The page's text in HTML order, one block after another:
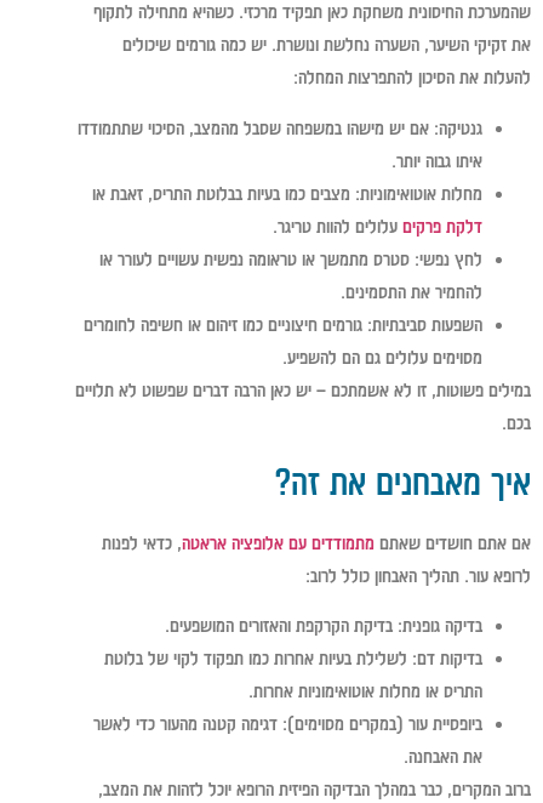
שהמערכת החיסונית משחקת כאן תפקיד מרכזי. כשהיא מתחילה לתקוף
את זקיקי השיער, השערה נחלשת ונושרת. יש כמה גורמים שיכולים
להעלות את הסיכון להתפרצות המחלה:
גנטיקה: אם יש מישהו במשפחה שסבל מהמצב, הסיכוי שתתמודדו
איתו גבוה יותר.
מחלות אוטואימוניות: מצבים כמו בעיות בבלוטת התריס, זאבת או
דלקת פרקים עלולים להוות טריגר.
לחץ נפשי: סטרס מתמשך או טראומה נפשית עשויים לעורר או
להחמיר את התסמינים.
השפעות סביבתיות: גורמים חיצוניים כמו זיהום או חשיפה לחומרים
מסוימים עלולים גם הם להשפיע.
במילים פשוטות, זו לא אשמתכם – יש כאן הרבה דברים שפשוט לא תלויים
בכם.
איך מאבחנים את זה?
אם אתם חושדים שאתם מתמודדים עם אלופציה אראטה, כדאי לפנות
לרופא עור. תהליך האבחון כולל לרוב:
בדיקה גופנית: בדיקת הקרקפת והאזורים המושפעים.
בדיקות דם: לשלילת בעיות אחרות כמו תפקוד לקוי של בלוטת
התריס או מחלות אוטואימוניות אחרות.
ביופסיית עור (במקרים מסוימים): דגימה קטנה מהעור כדי לאשר
את האבחנה.
ברוב המקרים, כבר במהלך הבדיקה הפיזית הרופא יוכל לזהות את המצב,